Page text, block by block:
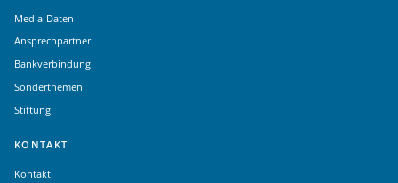
Media-Daten
Ansprechpartner
Bankverbindung
Sonderthemen
Stiftung
KONTAKT
Kontakt